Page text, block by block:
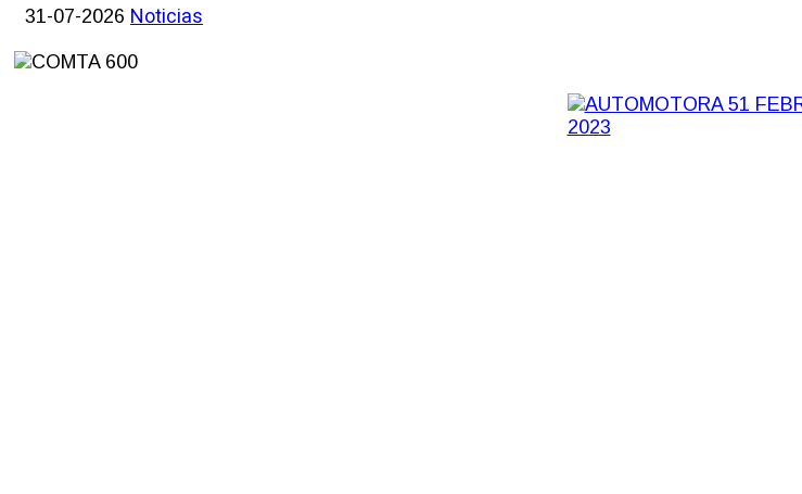
31-07-2026 Noticias